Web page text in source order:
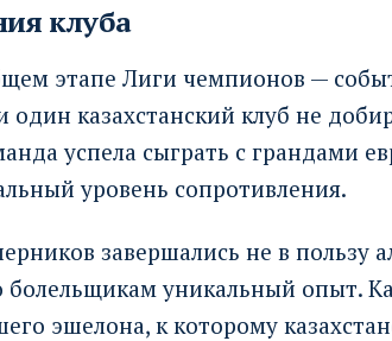
клуба
этапе Лиги чемпионов —
казахстанский клуб не
успела сыграть с грандами
уровень сопротивления.
завершались не в пользу
болельщикам уникальный опыт.
эшелона, к которому